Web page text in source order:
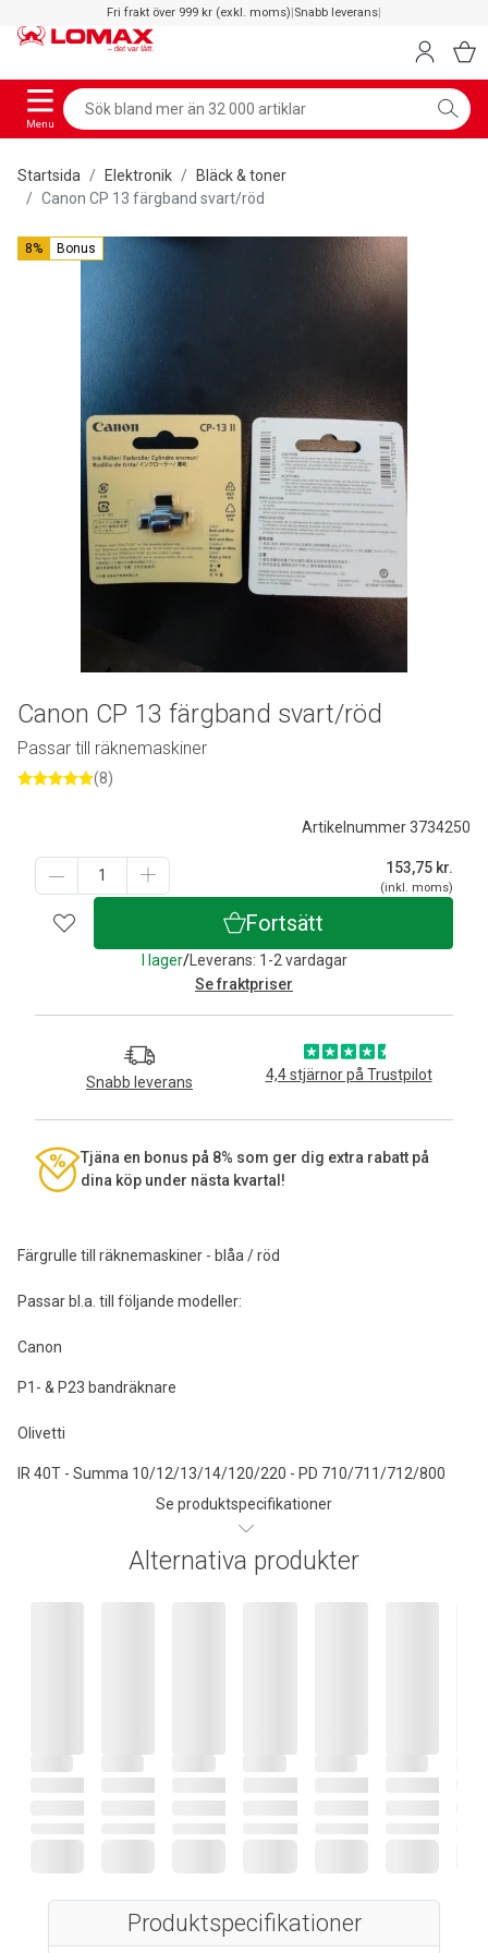
Fri frakt över 999 kr (exkl. moms)|Snabb leverans|
Menu
Startsida Elektronik
Bläck & toner
Canon CP 13 färgband svart/röd
8% Bonus
Färgrulle till räknemaskiner - blåa / röd
Passar bl.a. till följande modeller:
Canon
P1- & P23 bandräknare
Olivetti
IR 40T - Summa 10/12/13/14/120/220 - PD 710/711/712/800
Se produktspecifikationer
Artikelnummer 3734250
153,75 kr.
(inkl. moms)
Fortsätt
I lager/Leverans: 1-2 vardagar
Se fraktpriser
Snabb leverans 4,4 stjärnor på Trustpilot
Tjäna en bonus på 8% som ger dig extra rabatt på
dina köp under nästa kvartal!
Canon CP 13 färgband svart/röd
Passar till räknemaskiner
(8)
Alternativa produkter
Produktspecifikationer